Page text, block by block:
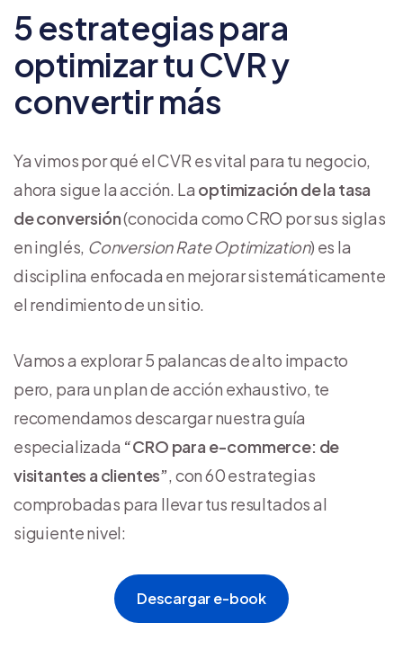
5 estrategias para
optimizar tu CVR y
convertir más
Ya vimos por qué el CVR es vital para tu negocio,
ahora sigue la acción. La optimización de la tasa
de conversión(conocida como CRO por sus siglas
en inglés, Conversion Rate Optimization) es la
disciplina enfocada en mejorar sistemáticamente
el rendimiento de un sitio.
Vamos a explorar 5 palancas de alto impacto
pero, para un plan de acción exhaustivo, te
recomendamos descargar nuestra guía
especializada “CRO para e-commerce: de
visitantes a clientes”, con 60 estrategias
comprobadas para llevar tus resultados al
siguiente nivel:
Descargar e-book